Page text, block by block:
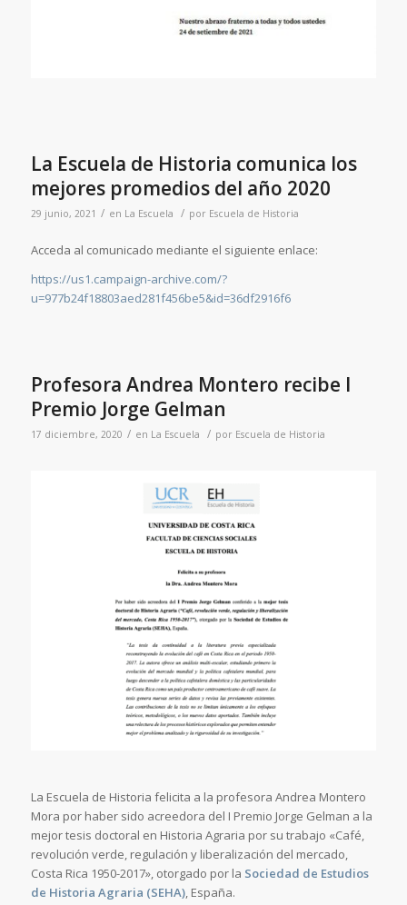
La Escuela de Historia comunica los
mejores promedios del año 2020
29 junio, 2021 / en La Escuela / por Escuela de Historia
Acceda al comunicado mediante el siguiente enlace:
https://us1.campaign-archive.com/?
u=977b24f18803aed281f456be5&id=36df2916f6
Profesora Andrea Montero recibe I
Premio Jorge Gelman
17 diciembre, 2020 / en La Escuela / por Escuela de Historia
La Escuela de Historia felicita a la profesora Andrea Montero
Mora por haber sido acreedora del I Premio Jorge Gelman a la
mejor tesis doctoral en Historia Agraria por su trabajo «Café,
revolución verde, regulación y liberalización del mercado,
Costa Rica 1950-2017», otorgado por la Sociedad de Estudios
de Historia Agraria (SEHA), España.